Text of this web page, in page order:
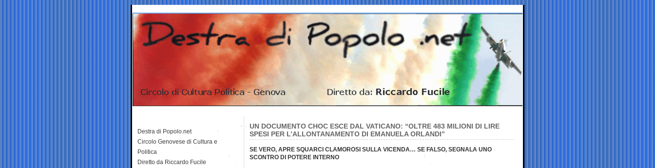
UN DOCUMENTO CHOC ESCE DAL VATICANO: “OLTRE 483 MILIONI DI LIRE
SPESI PER L’ALLONTANAMENTO DI EMANUELA ORLANDI”
SE VERO, APRE SQUARCI CLAMOROSI SULLA VICENDA… SE FALSO, SEGNALA UNO
SCONTRO DI POTERE INTERNO
Destra di Popolo.net
Circolo Genovese di Cultura e
Politica
Diretto da Riccardo Fucile